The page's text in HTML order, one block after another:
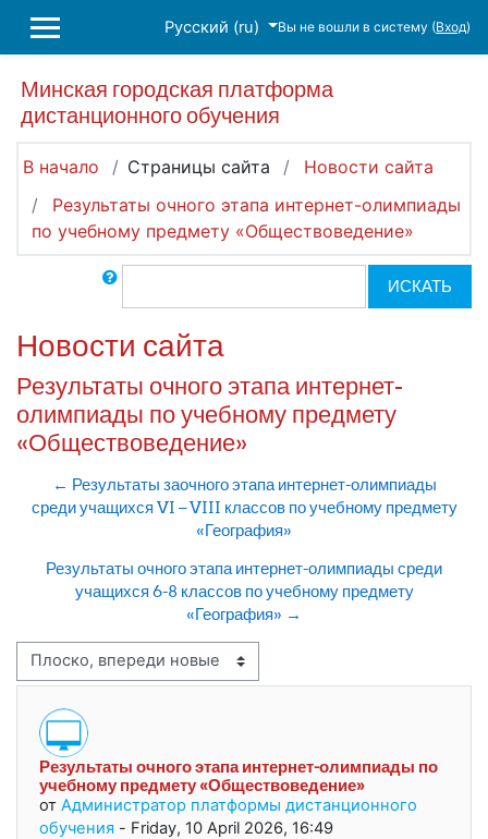
БОКОВАЯ ПАНЕЛЬ
Русский ‎(ru)‎ Вы не вошли в систему (Вход)
Минская городская платформа
дистанционного обучения
В начало Страницы сайта
Новости сайта
Результаты очного этапа интернет-олимпиады
по учебному предмету «Обществоведение»
Поиск по форумам ИСКАТЬ
Новости сайта
Результаты очного этапа интернет-
олимпиады по учебному предмету
«Обществоведение»
← Результаты заочного этапа интернет-олимпиады
среди учащихся VI – VIII классов по учебному предмету
«География»
Результаты очного этапа интернет-олимпиады среди
учащихся 6-8 классов по учебному предмету
«География» →
Режим отображения
Результаты очного этапа интернет-олимпиады по
учебному предмету «Обществоведение»
от Администратор платформы дистанционного
обучения - Friday, 10 April 2026, 16:49
Количество ответов: 1